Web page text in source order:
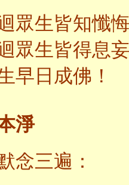
眾生皆知懺
眾生皆得息
早日成佛！
淨
念三遍：